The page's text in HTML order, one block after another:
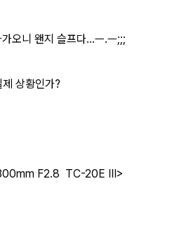
오니 왠지 슬프다...ㅡ.ㅡ;;;
제 상황인가?
F2.8 TC-20E III>